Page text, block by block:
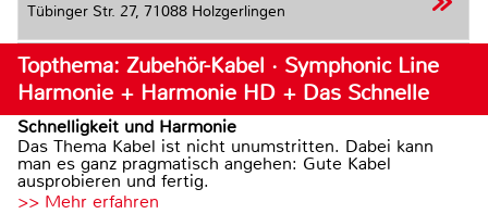
Tübinger Str. 27, 71088 Holzgerlingen
Topthema: Zubehör-Kabel · Symphonic Line
Harmonie + Harmonie HD + Das Schnelle
Schnelligkeit und Harmonie
Das Thema Kabel ist nicht unumstritten. Dabei kann
man es ganz pragmatisch angehen: Gute Kabel
ausprobieren und fertig.
>> Mehr erfahren